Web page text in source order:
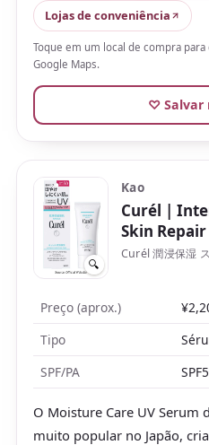
e gruda relativamente
que «uma loção parece
conforto.
Lojas de conveniência
Toque em um local de compra
Google Maps.
♡ Salvar
🔍
Kao
Curél |
Skin
Curél 潤浸保湿
Preço (aprox.)
Tipo
SPF/PA
O Moisture Care UV Serum
muito popular no Japão,